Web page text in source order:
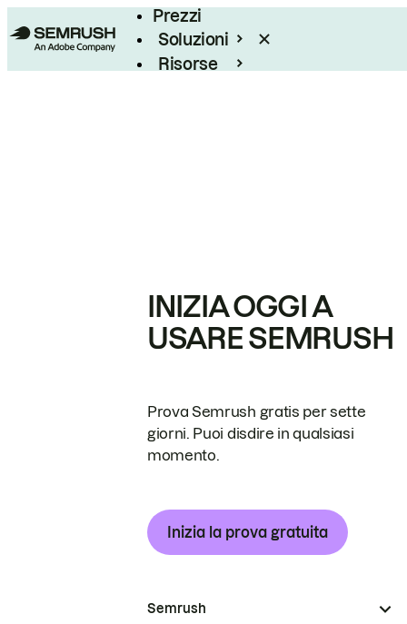
Prezzi
Soluzioni
Risorse
INIZIA OGGI A
USARE SEMRUSH
Prova Semrush gratis per sette
giorni. Puoi disdire in qualsiasi
momento.
Inizia la prova gratuita
Semrush